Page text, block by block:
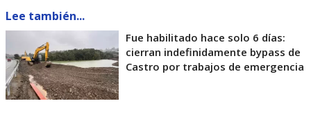
Lee también...
Fue habilitado hace solo 6 días:
cierran indefinidamente bypass de
Castro por trabajos de emergencia